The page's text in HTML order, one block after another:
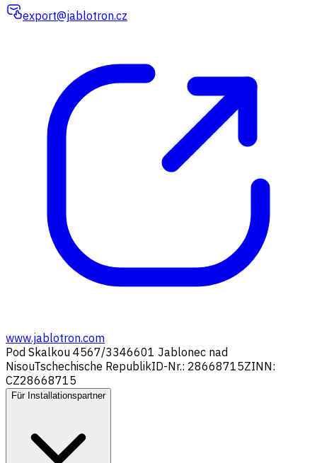
export@jablotron.cz
www.jablotron.com
Pod Skalkou 4567/3346601 Jablonec nad
NisouTschechische RepublikID-Nr.: 28668715ZINN:
CZ28668715
Für Installationspartner